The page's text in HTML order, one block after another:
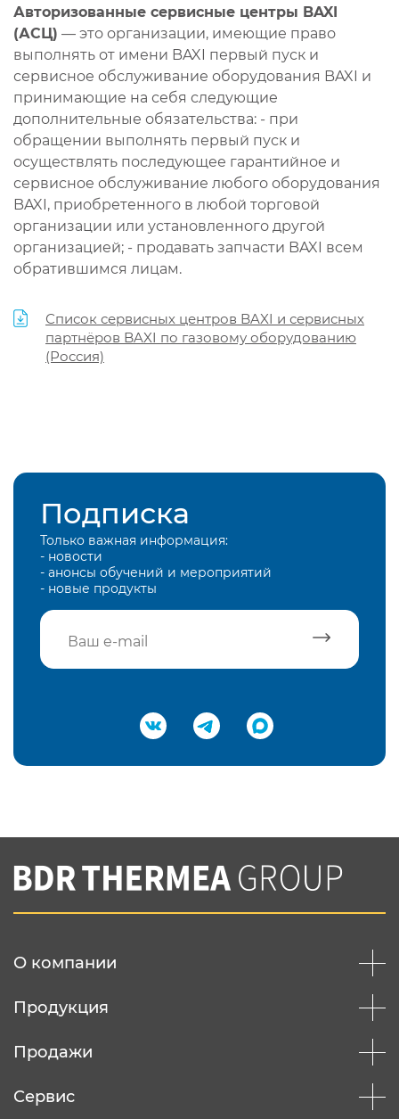
Авторизованные сервисные центры BAXI
(АСЦ) — это организации, имеющие право
выполнять от имени BAXI первый пуск и
сервисное обслуживание оборудования BAXI и
принимающие на себя следующие
дополнительные обязательства: - при
обращении выполнять первый пуск и
осуществлять последующее гарантийное и
сервисное обслуживание любого оборудования
BAXI, приобретенного в любой торговой
организации или установленного другой
организацией; - продавать запчасти BAXI всем
обратившимся лицам.
Список сервисных центров BAXI и сервисных
партнёров BAXI по газовому оборудованию
(Россия)
Подписка
Только важная информация:
- новости
- анонсы обучений и мероприятий
- новые продукты
Подтвердить e-mail
Вы соглашаетесь с нашей политикой
конфеденциальности
О компании
Продукция
Продажи
Сервис